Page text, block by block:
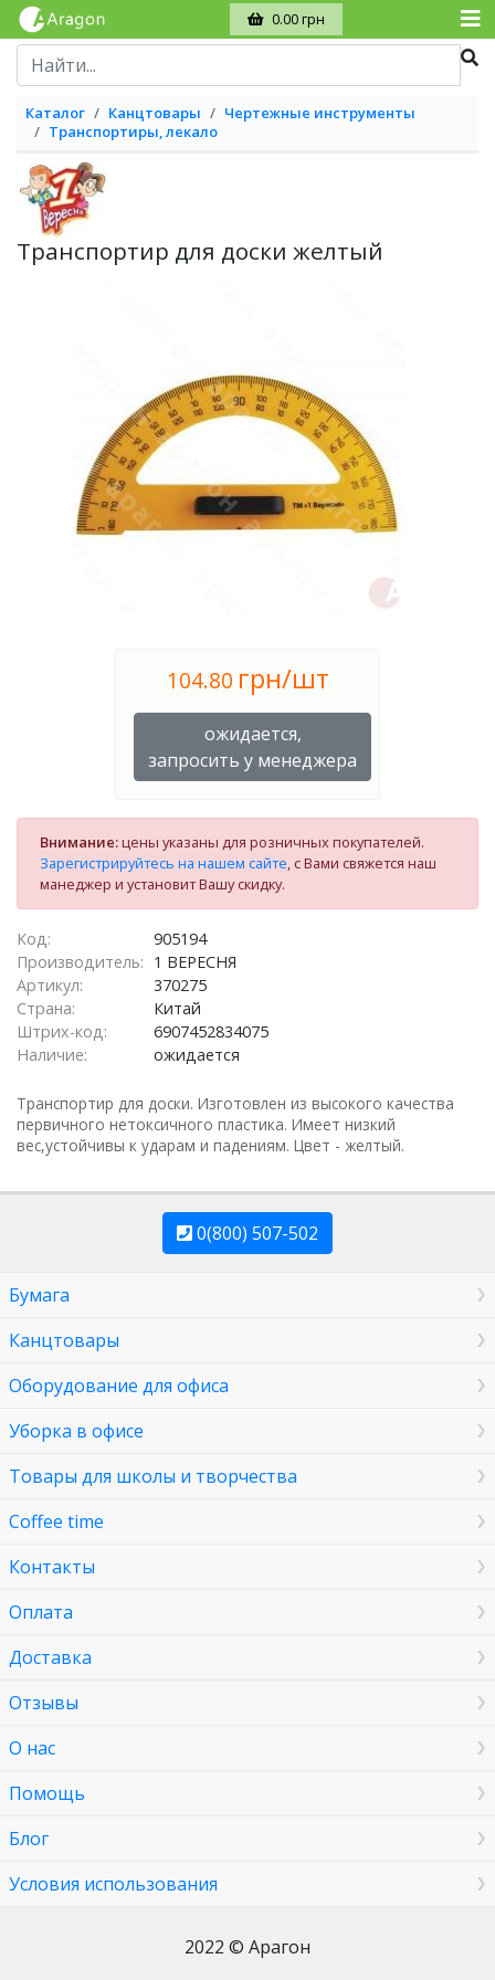
0.00 грн
Каталог Канцтовары
Чертежные инструменты
Транспортиры, лекало
Транспортир для доски желтый
104.80 грн/шт
ожидается,
запросить у менеджера
Внимание:цены указаны для розничных покупателей.
Зарегистрируйтесь на нашем сайте , с Вами свяжется наш
манеджер и установит Вашу скидку.
Код:
905194
Производитель: 1 ВЕРЕСНЯ
Артикул:
370275
Страна:
Китай
Штрих-код:
6907452834075
Наличие:
ожидается
Транспортир для доски. Изготовлен из высокого качества
первичного нетоксичного пластика. Имеет низкий
вес,устойчивы к ударам и падениям. Цвет - желтый.
0(800) 507-502
Бумага
Канцтовары
Оборудование для офиса
Уборка в офисе
Товары для школы и творчества
Coffee time
Контакты
Оплата
Доставка
Отзывы
О нас
Помощь
Блог
Условия использования
2022 © Арагон